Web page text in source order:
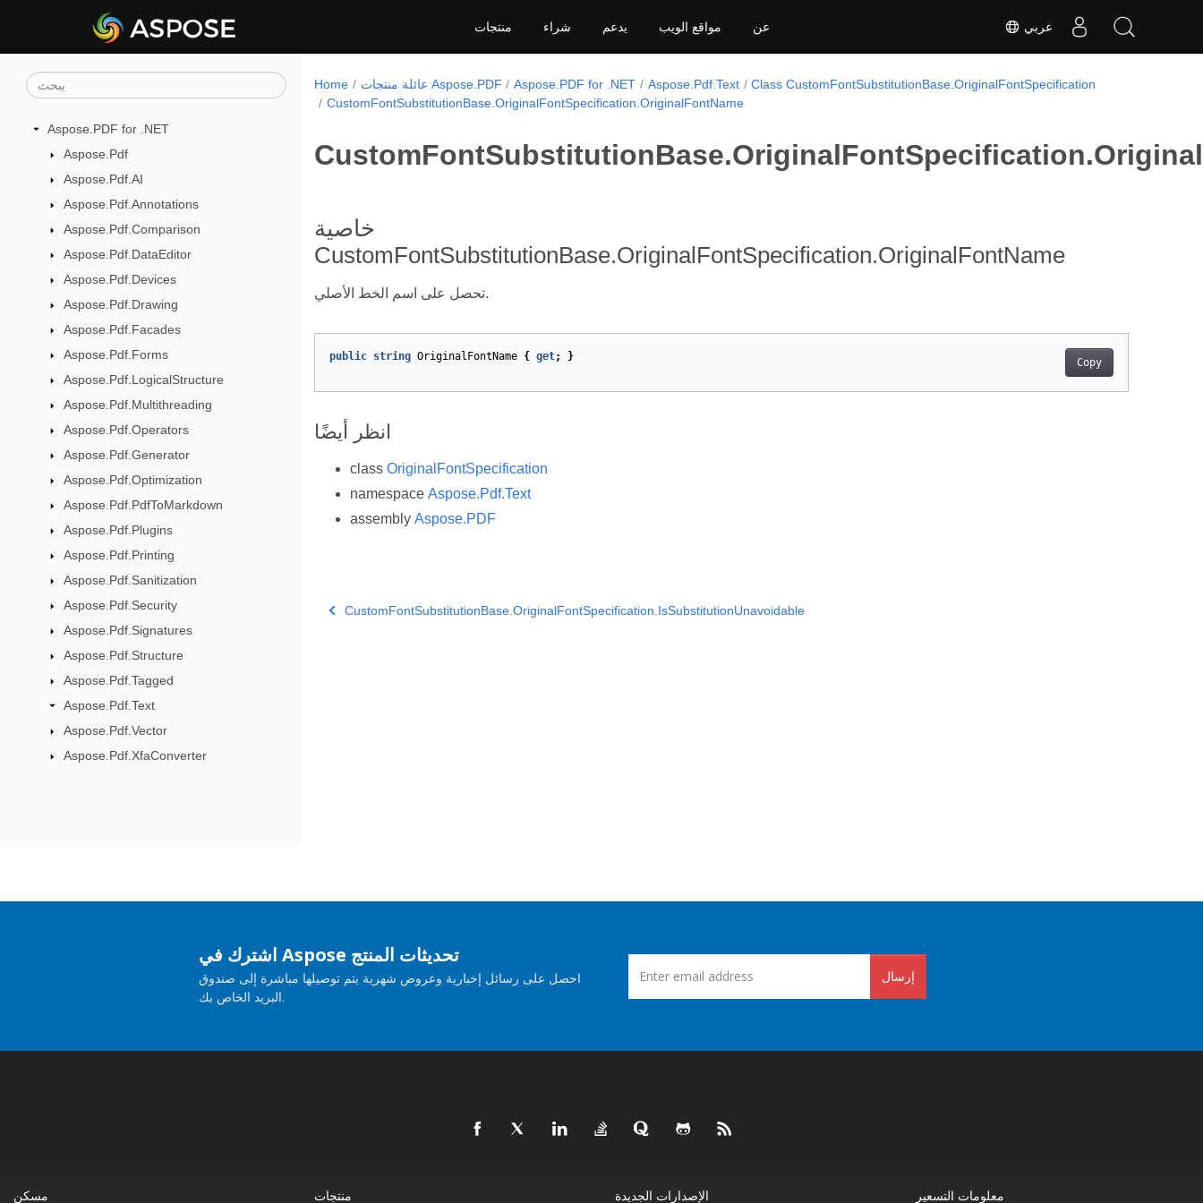
عربي منتجات شراء يدعم مواقع الويب عن
Aspose.PDF for .NET
Aspose.Pdf
Aspose.Pdf.AI
Aspose.Pdf.Annotations
Aspose.Pdf.Comparison
Aspose.Pdf.DataEditor
Aspose.Pdf.Devices
Aspose.Pdf.Drawing
Aspose.Pdf.Facades
Aspose.Pdf.Forms
Aspose.Pdf.LogicalStructure
Aspose.Pdf.Multithreading
Aspose.Pdf.Operators
Aspose.Pdf.Generator
Aspose.Pdf.Optimization
Aspose.Pdf.PdfToMarkdown
Aspose.Pdf.Plugins
Aspose.Pdf.Printing
Aspose.Pdf.Sanitization
Aspose.Pdf.Security
Aspose.Pdf.Signatures
Aspose.Pdf.Structure
Aspose.Pdf.Tagged
Aspose.Pdf.Text
Aspose.Pdf.Vector
Aspose.Pdf.XfaConverter
Home عائلة منتجات Aspose.PDF Aspose.PDF for .NET Aspose.Pdf.Text
Class CustomFontSubstitutionBase.OriginalFontSpecification
CustomFontSubstitutionBase.OriginalFontSpecification.OriginalFontName
خاصية
CustomFontSubstitutionBase.OriginalFontSpecification.OriginalFontName
تحصل على اسم الخط الأصلي.
Copy
public string OriginalFontName { get; }
انظر أيضًا
class OriginalFontSpecification
namespace Aspose.Pdf.Text
assembly Aspose.PDF
CustomFontSubstitutionBase.OriginalFontSpecification.IsSubstitutionUnavoidable
اشترك في Aspose تحديثات المنتج
احصل على رسائل إخبارية وعروض شهرية يتم توصيلها مباشرة إلى صندوق
البريد الخاص بك.
إرسال
مسكن منتجات الإصدارات الجديدة معلومات التسعير